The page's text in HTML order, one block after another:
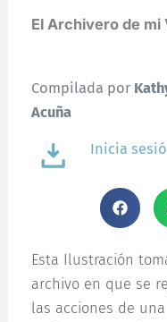
El Archivero de mi
Compilada por
Acuña
Inicia
Esta Ilustración
archivo en que se
las acciones de